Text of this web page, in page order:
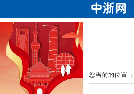
您当前的位置 ：